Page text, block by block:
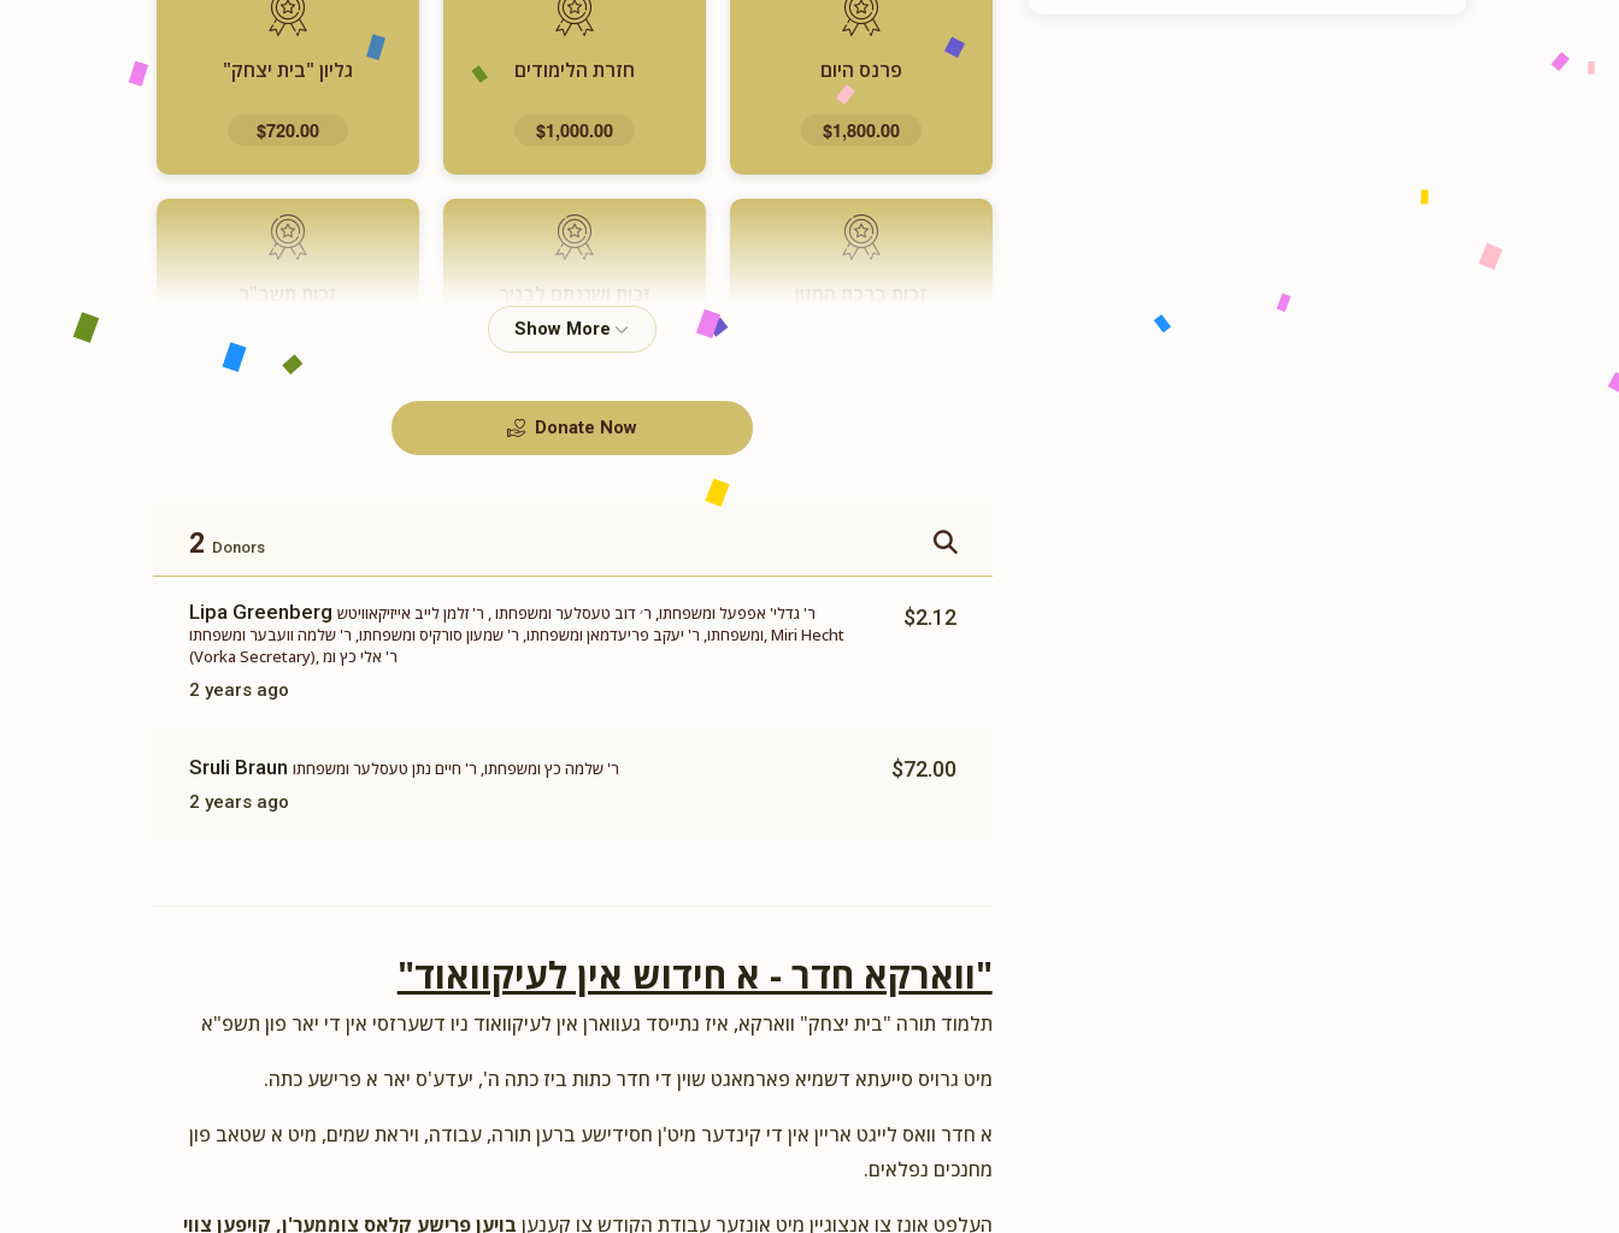
פרנס היום
$1,800.00
חזרת הלימודים
$1,000.00
גליון "בית יצחק"
$720.00
זכות ברכת המזון זכות ושננתם לבניך
$360.00
זכות תשב"ר
$180.00
$100.00
Donate Now
2 Donors
Lipa Greenberg ר' גדלי' אפפעל ומשפחתו, ר׳ דוב טעסלער ומשפחתו , ר' זלמן לייב אייזיקאוויטש
ומשפחתו, ר' יעקב פריעדמאן ומשפחתו, ר' שמעון סורקיס ומשפחתו, ר' שלמה וועבער ומשפחתו, Miri Hecht
(Vorka Secretary), ר' אלי כץ ומ
2 years ago
$2.12
Sruli Braun ר' שלמה כץ ומשפחתו, ר' חיים נתן טעסלער ומשפחתו
2 years ago
$72.00
"ווארקא חדר - א חידוש אין לעיקוואוד"
תלמוד תורה "בית יצחק" ווארקא, איז נתייסד געווארן אין לעיקוואוד ניו דשערזסי אין די יאר פון תשפ"א
מיט גרויס סייעתא דשמיא פארמאגט שוין די חדר כתות ביז כתה ה', יעדע'ס יאר א פרישע כתה.
א חדר וואס לייגט אריין אין די קינדער מיט'ן חסידישע ברען תורה, עבודה, ויראת שמים, מיט א שטאב פון
מחנכים נפלאים.
העלפט אונז צו אנצוגיין מיט אונזער עבודת הקודש צו קענען בויען פרישע קלאס צוממער'ן, קויפען צווי